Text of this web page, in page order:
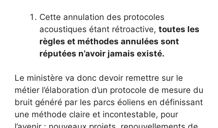
Cette annulation des protocoles
acoustiques étant rétroactive, toutes les
règles et méthodes annulées sont
réputées n’avoir jamais existé.
Le ministère va donc devoir remettre sur le
métier l’élaboration d’un protocole de mesure du
bruit généré par les parcs éoliens en définissant
une méthode claire et incontestable, pour